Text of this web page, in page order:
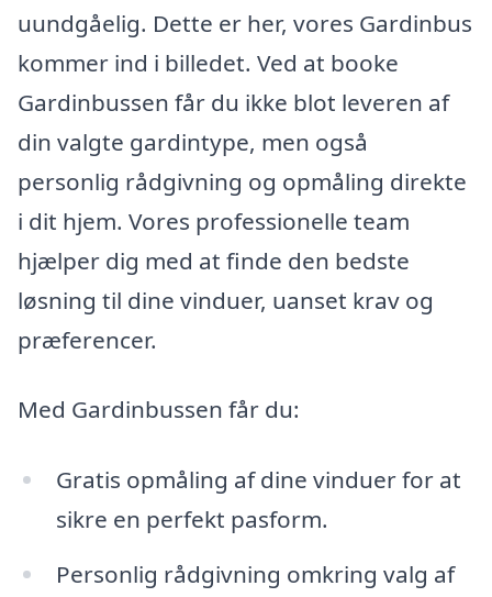
uundgåelig. Dette er her, vores Gardinbus
kommer ind i billedet. Ved at booke
Gardinbussen får du ikke blot leveren af
din valgte gardintype, men også
personlig rådgivning og opmåling direkte
i dit hjem. Vores professionelle team
hjælper dig med at finde den bedste
løsning til dine vinduer, uanset krav og
præferencer.
Med Gardinbussen får du:
Gratis opmåling af dine vinduer for at
sikre en perfekt pasform.
Personlig rådgivning omkring valg af